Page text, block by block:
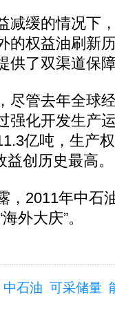
缓的情况下
的权益油刷新
供了双渠道保
管去年全球
强化开发生产
亿吨，生产
创历史最高。
2011年中石
“海外大庆”
中石油 可采储量